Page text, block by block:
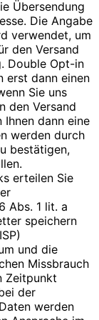
Übersendung
Die Angabe
verwendet, um
den Versand
Double Opt-in
erst dann einen
Sie uns
den Versand
dann eine
werden durch
bestätigen,
erteilen Sie
Abs. 1 lit. a
speichern
und die
Missbrauch
Zeitpunkt
der
werden